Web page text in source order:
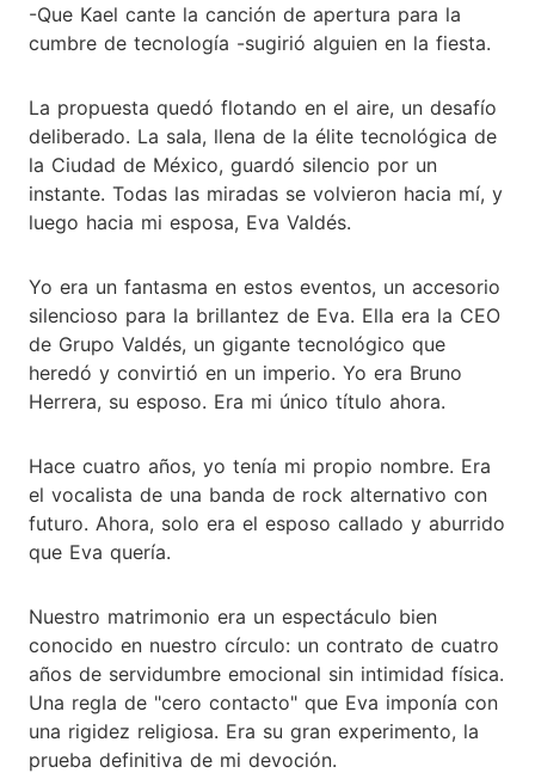
-Que Kael cante la canción de apertura para la
cumbre de tecnología -sugirió alguien en la fiesta.
La propuesta quedó flotando en el aire, un desafío
deliberado. La sala, llena de la élite tecnológica de
la Ciudad de México, guardó silencio por un
instante. Todas las miradas se volvieron hacia mí, y
luego hacia mi esposa, Eva Valdés.
Yo era un fantasma en estos eventos, un accesorio
silencioso para la brillantez de Eva. Ella era la CEO
de Grupo Valdés, un gigante tecnológico que
heredó y convirtió en un imperio. Yo era Bruno
Herrera, su esposo. Era mi único título ahora.
Hace cuatro años, yo tenía mi propio nombre. Era
el vocalista de una banda de rock alternativo con
futuro. Ahora, solo era el esposo callado y aburrido
que Eva quería.
Nuestro matrimonio era un espectáculo bien
conocido en nuestro círculo: un contrato de cuatro
años de servidumbre emocional sin intimidad física.
Una regla de "cero contacto" que Eva imponía con
una rigidez religiosa. Era su gran experimento, la
prueba definitiva de mi devoción.